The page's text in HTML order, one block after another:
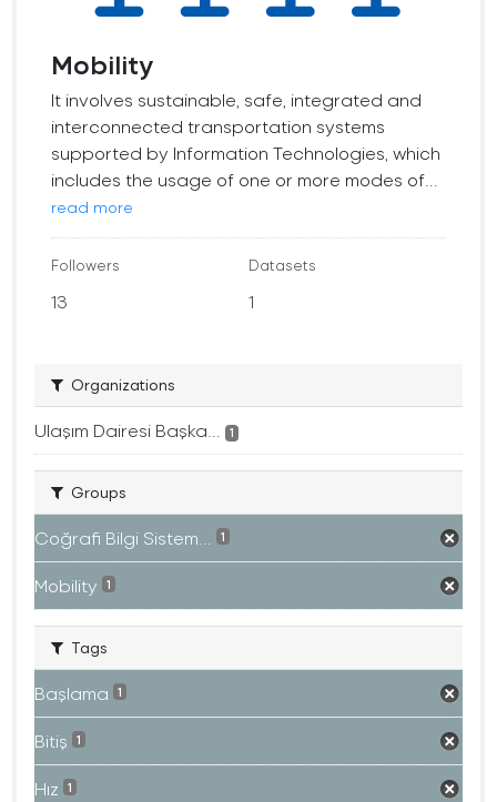
Mobility
It involves sustainable, safe, integrated and
interconnected transportation systems
supported by Information Technologies, which
includes the usage of one or more modes of...
read more
Followers
13
Datasets
1
Organizations
Ulaşım Dairesi Başka... 1
Groups
Coğrafi Bilgi Sistem... 1
Mobility 1
Tags
Başlama 1
Bitiş 1
Hız 1